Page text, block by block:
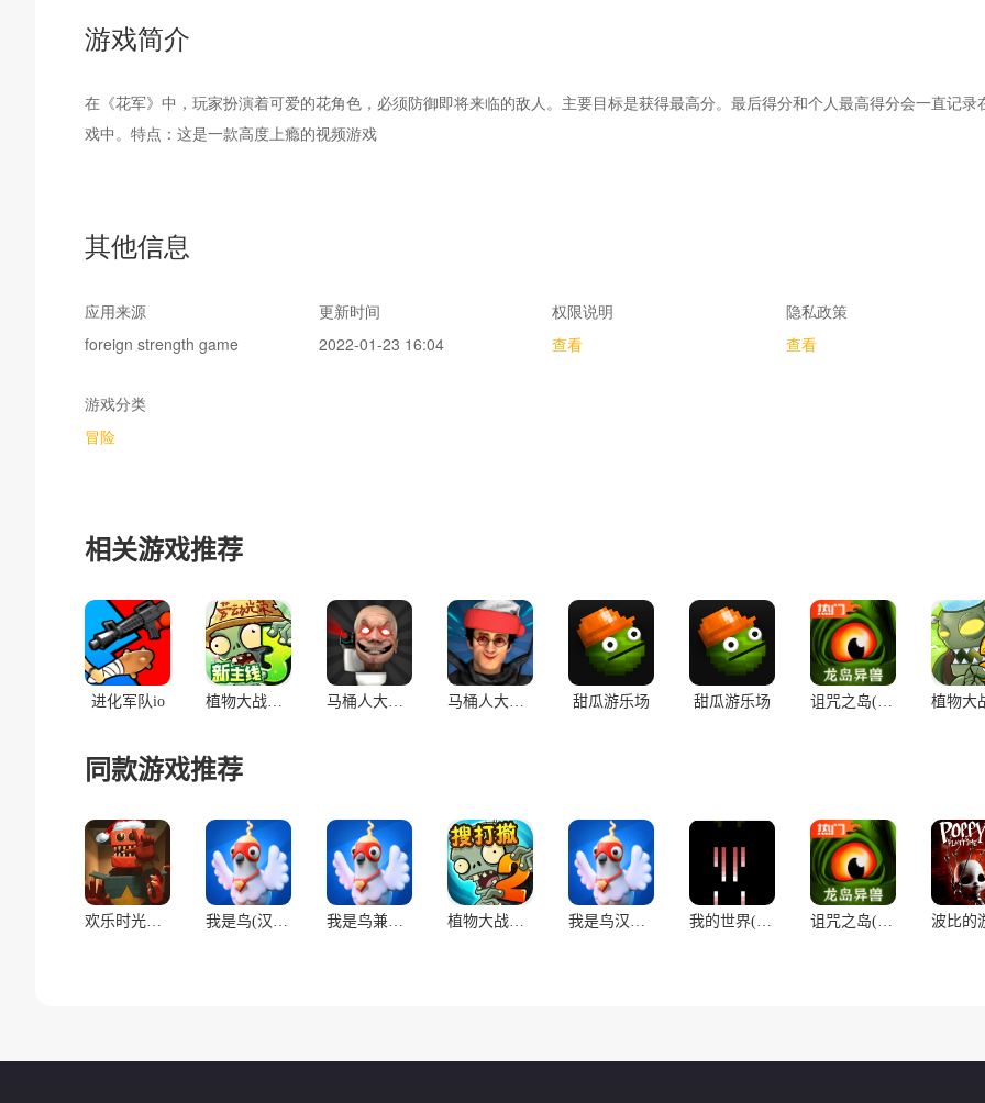
游戏简介
在《花军》中，玩家扮演着可爱的花角色，必须防御即将来临的敌人。主要目标是获得最高分。最后得分和个人最高得分会一直记录
戏中。特点：这是一款高度上瘾的视频游戏
其他信息
应用来源
foreign strength game
更新时间
2022-01-23 16:04
权限说明
查看
隐私政策
查看
游戏分类
冒险
相关游戏推荐
进化军队io 植物大战僵尸3 马桶人大战:开放世界万圣节版(辅助菜单) 马桶人大战:开放世界(辅助菜单) 甜瓜游乐场 甜瓜游乐场 诅咒之岛(辅助菜单)
同款游戏推荐
欢乐时光计划(多人联机) 我是鸟(汉化兼容版) 我是鸟兼容版(辅助菜单) 植物大战僵尸2 我是鸟汉化兼容版(辅助菜单) 我的世界(雾中人3) 诅咒之岛(64位全新菜单)